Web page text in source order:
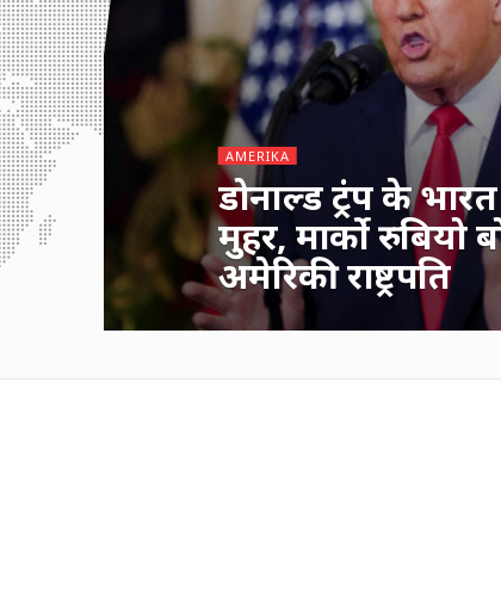
AMERIKA
डोनाल्ड ट्रंप के
मुहर, मार्को
अमेरिकी राष्ट्रपति